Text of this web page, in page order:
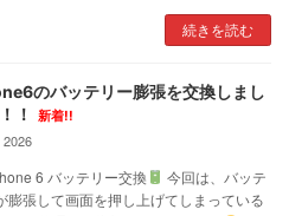
続きを読む
のバッテリー膨張を交換しまし
！
新着!!
2026
6 バッテリー交換
今回は、バッテ
膨張して画面を押し上げてしまっている